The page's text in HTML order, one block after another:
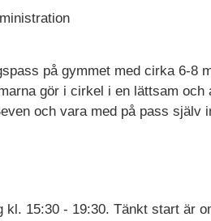
på gymmet med cirka 6-8
gör i cirkel i en lättsam och
och vara med på pass själv
15:30 - 19:30. Tänkt start är